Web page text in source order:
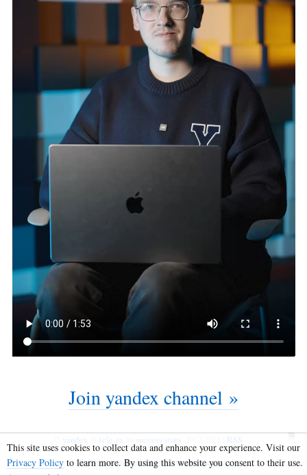
Join yandex channel »
yandex tele.ga success story
RSS
Веб-трансляция твоего телеграм канала!
This site uses cookies to collect data and enhance your experience. Visit our
Privacy Policy to learn more. By using this website you consent to their use.